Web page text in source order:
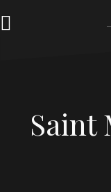
au
Saint